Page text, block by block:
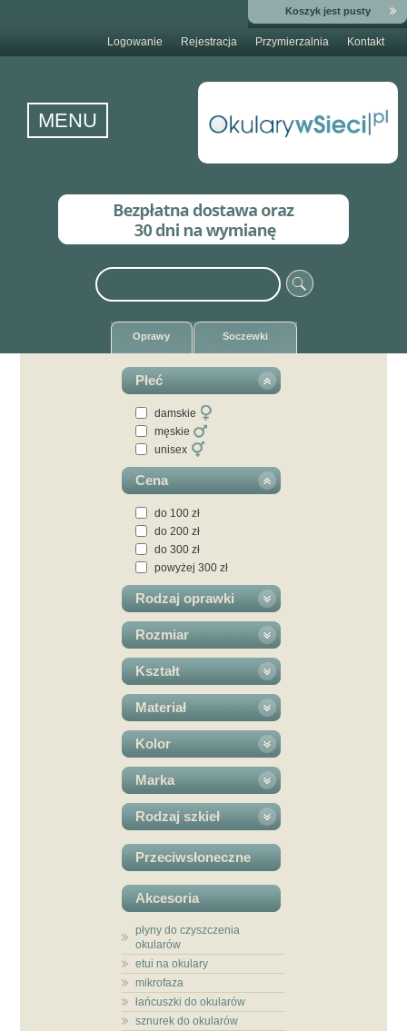
Koszyk jest pusty
Logowanie Rejestracja Przymierzalnia Kontakt
MENU
Oprawy Soczewki
Płeć
damskie
męskie
unisex
Cena
do 100 zł
do 200 zł
do 300 zł
powyżej 300 zł
Rodzaj oprawki
Rozmiar
Kształt
Materiał
Kolor
Marka
Rodzaj szkieł
Przeciwsłoneczne
Akcesoria
płyny do czyszczenia
okularów
etui na okulary
mikrofaza
łańcuszki do okularów
sznurek do okularów